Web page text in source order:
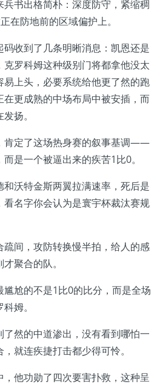
书出格简朴：深度防守，紧缩稠
在防地前的区域偏护上。
收到了几条明晰消息：凯恩还是
罗科姆这种级别门将都拿他没太
上头，必要系统给他更了然的跑
更成熟的中场布局中被安插，而
扬。
定了这场热身赛的叙事基调——
是一个被逼出来的疾苦1比0。
沃特金斯两翼拉满速率，死后是
名字你会认为是寰宇杯裁汰赛规
间，攻防转换慢半拍，给人的感
聚合的队。
尬的不是1比0的比分，而是全场
姆。
然的中道渗出，没有看到哪怕一
就连疾捷打击都少得可怜。
他功勋了四次要害扑救，这种呈